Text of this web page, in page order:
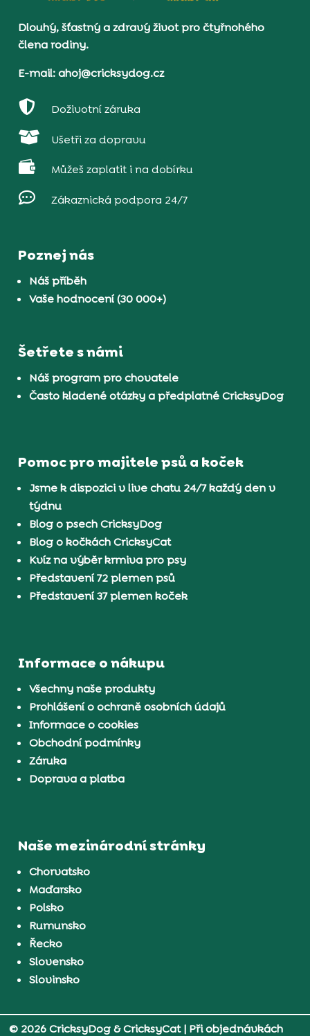
Dlouhý, šťastný a zdravý život pro čtyřnohého
člena rodiny.
E-mail: ahoj@cricksydog.cz
 Doživotní záruka
 Ušetři za dopravu
 Můžeš zaplatit i na dobírku
 Zákaznická podpora 24/7
Poznej nás
Náš příběh
Vaše hodnocení (30 000+)
Šetřete s námi
Náš program pro chovatele
Často kladené otázky a předplatné CricksyDog
Pomoc pro majitele psů a koček
Jsme k dispozici v live chatu 24/7 každý den v
týdnu
Blog o psech CricksyDog
Blog o kočkách CricksyCat
Kvíz na výběr krmiva pro psy
Představení 72 plemen psů
Představení 37 plemen koček
Informace o nákupu
Všechny naše produkty
Prohlášení o ochraně osobních údajů
Informace o cookies
Obchodní podmínky
Záruka
Doprava a platba
Naše mezinárodní stránky
Chorvatsko
Maďarsko
Polsko
Rumunsko
Řecko
Slovensko
Slovinsko
© 2026 CricksyDog & CricksyCat| Při objednávkách